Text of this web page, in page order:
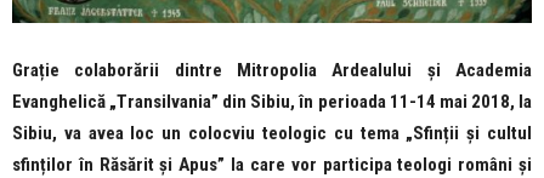
Grație colaborării dintre Mitropolia Ardealului și Academia
Evanghelică „Transilvania” din Sibiu, în perioada 11-14 mai 2018, la
Sibiu, va avea loc un colocviu teologic cu tema „Sfinții și cultul
sfinților în Răsărit și Apus” la care vor participa teologi români și